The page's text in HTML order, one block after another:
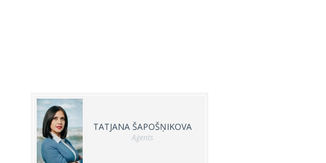
TATJANA ŠAPOŠŅIKOVA
Aģents